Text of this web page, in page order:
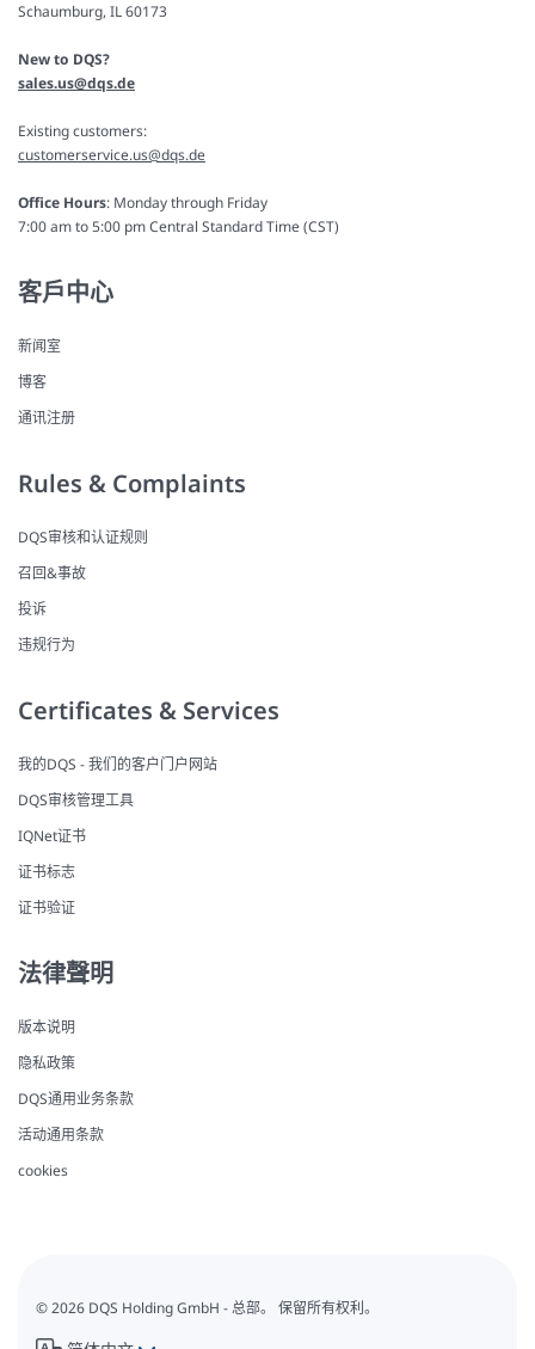
Schaumburg, IL 60173
New to DQS?
sales.us@dqs.de
Existing customers:
customerservice.us@dqs.de
Office Hours: Monday through Friday
7:00 am to 5:00 pm Central Standard Time (CST)
客戶中心
新闻室
博客
通讯注册
Rules & Complaints
DQS审核和认证规则
召回&事故
投诉
违规行为
Certificates & Services
我的DQS - 我们的客户门户网站
DQS审核管理工具
IQNet证书
证书标志
证书验证
法律聲明
版本说明
隐私政策
DQS通用业务条款
活动通用条款
cookies
© 2026 DQS Holding GmbH - 总部。 保留所有权利。